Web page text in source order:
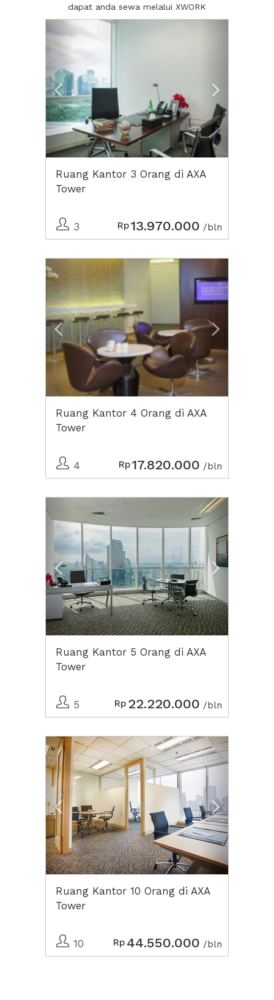
dapat anda sewa melalui XWORK
Previous
Ruang Kantor 3 Orang di AXA
Tower
3 Rp13.970.000 /bln
Previous
Ruang Kantor 4 Orang di AXA
Tower
4 Rp17.820.000 /bln
Previous Next2
Ruang Kantor 5 Orang di AXA
Tower
5 Rp 22.220.000 /bln
Previous Next2
Ruang Kantor 10 Orang di AXA
Tower
10 Rp 44.550.000 /bln